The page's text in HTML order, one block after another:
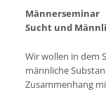
Männerseminar
Sucht und
Wir wollen in dem
männliche
Zusammenhang